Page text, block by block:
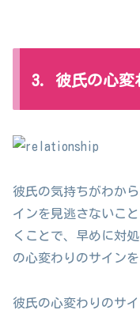
3. 彼氏の心変
彼氏の気持ちがわか
インを見逃さないこ
くことで、早めに対
の心変わりのサイン
彼氏の心変わりのサ